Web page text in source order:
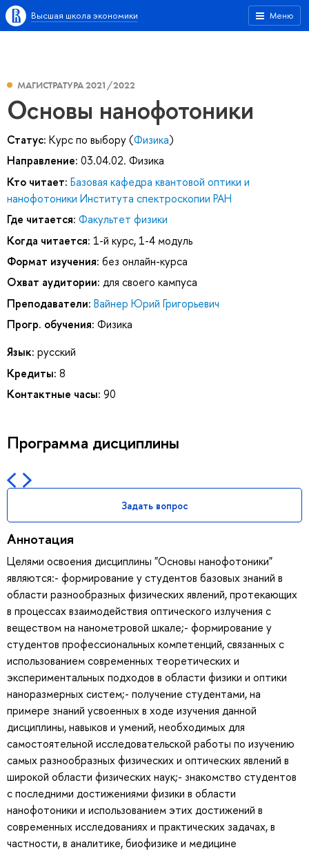
Меню
Высшая школа экономики
МАГИСТРАТУРА 2021/2022
Основы нанофотоники
Статус: Курс по выбору (Физика)
Направление: 03.04.02. Физика
Кто читает: Базовая кафедра квантовой оптики и
нанофотоники Института спектроскопии РАН
Где читается: Факультет физики
Когда читается: 1-й курс, 1-4 модуль
Формат изучения: без онлайн-курса
Охват аудитории: для своего кампуса
Преподаватели: Вайнер Юрий Григорьевич
Прогр. обучения: Физика
Язык: русский
Кредиты: 8
Контактные часы: 90
Программа дисциплины
Задать вопрос
Аннотация
Целями освоения дисциплины "Основы нанофотоники"
являются:- формирование у студентов базовых знаний в
области разнообразных физических явлений, протекающих
в процессах взаимодействия оптического излучения с
веществом на нанометровой шкале;- формирование у
студентов профессиональных компетенций, связанных с
использованием современных теоретических и
экспериментальных подходов в области физики и оптики
наноразмерных систем;- получение студентами, на
примере знаний усвоенных в ходе изучения данной
дисциплины, навыков и умений, необходимых для
самостоятельной исследовательской работы по изучению
самых разнообразных физических и оптических явлений в
широкой области физических наук;- знакомство студентов
с последними достижениями физики в области
нанофотоники и использованием этих достижений в
современных исследованиях и практических задачах, в
частности, в аналитике, биофизике и медицине